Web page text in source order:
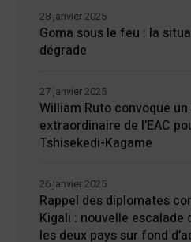
Goma sous le feu : la
dégrade
28 janvier 2025
William Ruto convoque
extraordinaire de l’EAC
Tshisekedi-Kagame
27 janvier 2025
Rappel des diplomates
Kigali : nouvelle
les deux pays sur fond
26 janvier 2025